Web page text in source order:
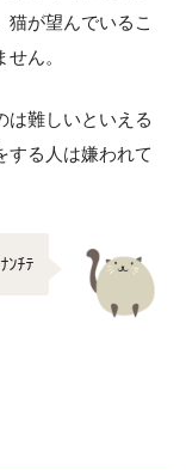
が望んでいるこ
ん。
は難しいといえる
する人は嫌われて
ﾝﾁﾃ